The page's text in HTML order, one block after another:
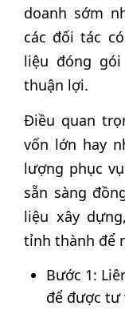
doanh sớm
các đối tác
liệu đóng
thuận lợi.
Điều quan
vốn lớn hay
lượng phục
sẵn sàng
liệu xây
tỉnh thành để
Bước 1:
để được tư